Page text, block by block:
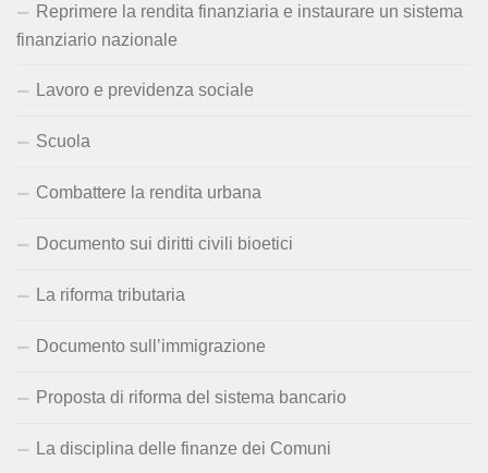
Reprimere la rendita finanziaria e instaurare un sistema
finanziario nazionale
Lavoro e previdenza sociale
Scuola
Combattere la rendita urbana
Documento sui diritti civili bioetici
La riforma tributaria
Documento sull’immigrazione
Proposta di riforma del sistema bancario
La disciplina delle finanze dei Comuni